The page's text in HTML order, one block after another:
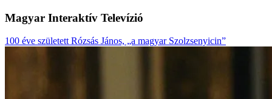
Magyar Interaktív Televízió
100 éve született Rózsás János, „a magyar Szolzsenyicin”